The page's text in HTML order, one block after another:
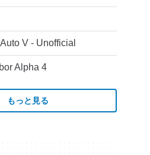
V - Unofficial
Alpha 4
もっと見る